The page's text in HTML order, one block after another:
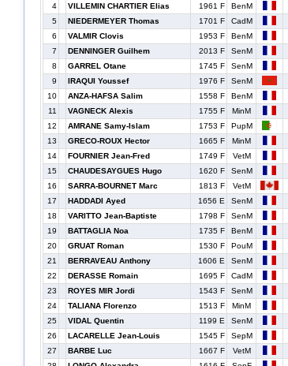
4
VILLEMIN CHARTIER Elias 1961 F BenM
5
NIEDERMEYER Thomas 1701 F CadM
6
VALMIR Clovis 1953 F BenM
7
DENNINGER Guilhem 2013 F SenM
8
GARREL Otane 1745 F SenM
9
IRAQUI Youssef 1976 F SenM
10
ANZA-HAFSA Salim 1558 F BenM
11
VAGNECK Alexis 1755 F MinM
12
AMRANE Samy-Islam 1753 F PupM
13
GRECO-ROUX Hector 1665 F MinM
14
FOURNIER Jean-Fred 1749 F VetM
15
CHAUDESAYGUES Hugo 1620 F SenM
16
SARRA-BOURNET Marc 1813 F VetM
17
HADDADI Ayed 1656 E SenM
18
VARITTO Jean-Baptiste 1798 F SenM
19
BATTAGLIA Noa 1735 F BenM
20
GRUAT Roman 1530 F PouM
21
BERRAVEAU Anthony 1606 E SenM
22
DERASSE Romain 1695 F CadM
23
ROYES MIR Jordi 1543 F SenM
24
TALIANA Florenzo 1513 F MinM
25
VIDAL Quentin 1199 E SenM
26
LACARELLE Jean-Louis 1545 F SepM
27
BARBE Luc 1667 F VetM